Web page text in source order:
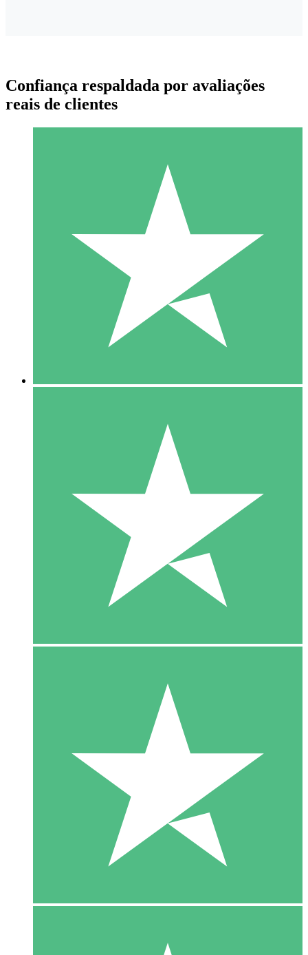
Pacotes de Créditos Individuais
Pague conforme o uso com créditos de download. Sem
1000
10 Downloads
20 00
Confiança respaldada por avaliações
reais de clientes